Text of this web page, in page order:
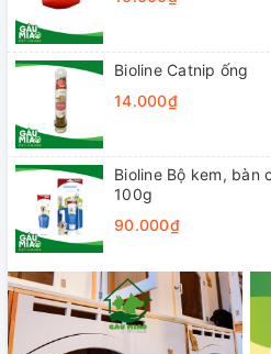
Bioline Catnip ống
14.000₫
Bioline Bộ kem, bàn
100g
90.000₫